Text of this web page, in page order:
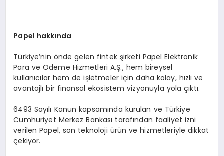
Papel hakkında
Türkiye’nin önde gelen fintek şirketi Papel Elektronik
Para ve Ödeme Hizmetleri A.Ş., hem bireysel
kullanıcılar hem de işletmeler için daha kolay, hızlı ve
avantajlı bir finansal ekosistem vizyonuyla yola çıktı.
6493 Sayılı Kanun kapsamında kurulan ve Türkiye
Cumhuriyet Merkez Bankası tarafından faaliyet izni
verilen Papel, son teknoloji ürün ve hizmetleriyle dikkat
çekiyor.